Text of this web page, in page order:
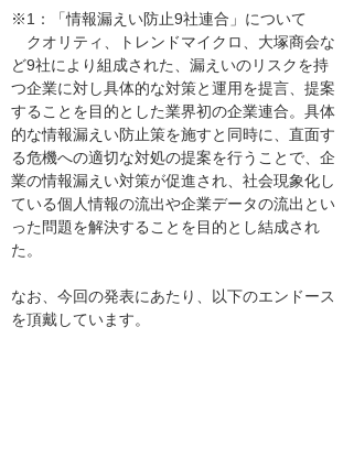
※1：「情報漏えい防止9社連合」について
クオリティ、トレンドマイクロ、大塚商会な
ど9社により組成された、漏えいのリスクを持
つ企業に対し具体的な対策と運用を提言、提案
することを目的とした業界初の企業連合。具体
的な情報漏えい防止策を施すと同時に、直面す
る危機への適切な対処の提案を行うことで、企
業の情報漏えい対策が促進され、社会現象化し
ている個人情報の流出や企業データの流出とい
った問題を解決することを目的とし結成され
た。
なお、今回の発表にあたり、以下のエンドース
を頂戴しています。